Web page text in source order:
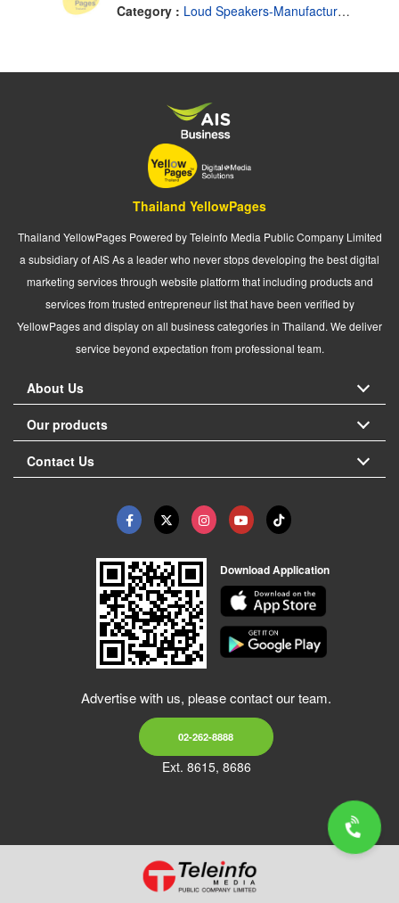
Category : Loud Speakers-Manufactures
Thailand YellowPages
Thailand YellowPages Powered by Teleinfo Media Public Company Limited
a subsidiary of AIS As a leader who never stops developing the best digital
marketing services through website platform that including products and
services from trusted entrepreneur list that have been verified by
YellowPages and display on all business categories in Thailand. We deliver
service beyond expectation from professional team.
About Us
Our products
Contact Us
Download Application
Advertise with us, please contact our team.
02-262-8888
Ext. 8615, 8686